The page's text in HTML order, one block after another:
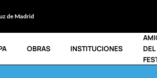
de Madrid
OBRAS INSTITUCIONES
DEL